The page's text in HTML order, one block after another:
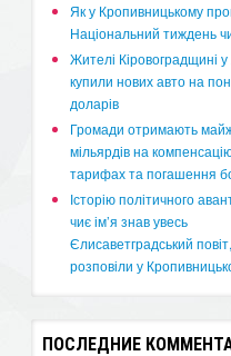
​Як у Кропивницькому
Національний тиждень
​Жителі Кіровоградщині у
купили нових авто на
доларів
​Громади отримають
мільярдів на
тарифах та погашення
Історію політичного
чиє ім’я знав увесь
Єлисаветградський повіт,
розповіли у
ПОСЛЕДНИЕ